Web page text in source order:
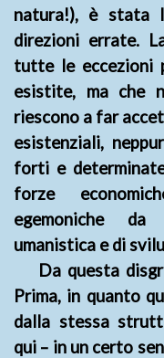
natura!), è stata
direzioni errate.
tutte le eccezioni
esistite, ma che
riescono a far
esistenziali,
forti e
forze
egemoniche
umanistica e di
Da questa
Prima, in quanto
dalla stessa
qui – in un certo